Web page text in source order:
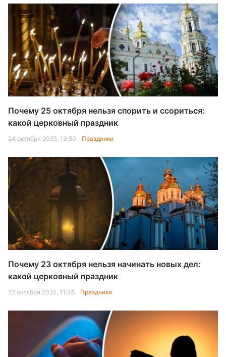
Почему 25 октября нельзя спорить и ссориться:
какой церковный праздник
24 октября 2025, 13:50 Праздники
Почему 23 октября нельзя начинать новых дел:
какой церковный праздник
22 октября 2025, 11:36 Праздники